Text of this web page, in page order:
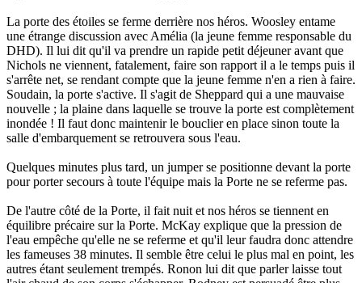
La porte des étoiles se ferme derrière nos héros. Woosley entame
une étrange discussion avec Amélia (la jeune femme responsable du
DHD). Il lui dit qu'il va prendre un rapide petit déjeuner avant que
Nichols ne viennent, fatalement, faire son rapport il a le temps puis il
s'arrête net, se rendant compte que la jeune femme n'en a rien à faire.
Soudain, la porte s'active. Il s'agit de Sheppard qui a une mauvaise
nouvelle ; la plaine dans laquelle se trouve la porte est complètement
inondée ! Il faut donc maintenir le bouclier en place sinon toute la
salle d'embarquement se retrouvera sous l'eau.
Quelques minutes plus tard, un jumper se positionne devant la porte
pour porter secours à toute l'équipe mais la Porte ne se referme pas.
De l'autre côté de la Porte, il fait nuit et nos héros se tiennent en
équilibre précaire sur la Porte. McKay explique que la pression de
l'eau empêche qu'elle ne se referme et qu'il leur faudra donc attendre
les fameuses 38 minutes. Il semble être celui le plus mal en point, les
autres étant seulement trempés. Ronon lui dit que parler laisse tout